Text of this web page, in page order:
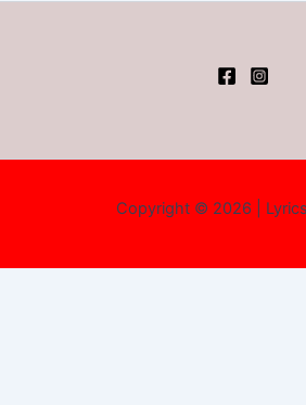
Copyright © 2026 |